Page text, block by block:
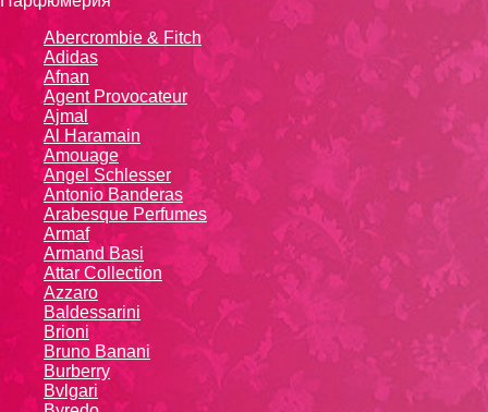
Abercrombie & Fitch
Adidas
Afnan
Agent Provocateur
Ajmal
Al Haramain
Amouage
Angel Schlesser
Antonio Banderas
Arabesque Perfumes
Armaf
Armand Basi
Attar Collection
Azzaro
Baldessarini
Brioni
Bruno Banani
Burberry
Bvlgari